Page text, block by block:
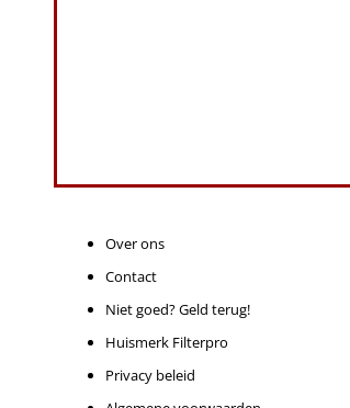
Over ons
Contact
Niet goed? Geld terug!
Huismerk Filterpro
Privacy beleid